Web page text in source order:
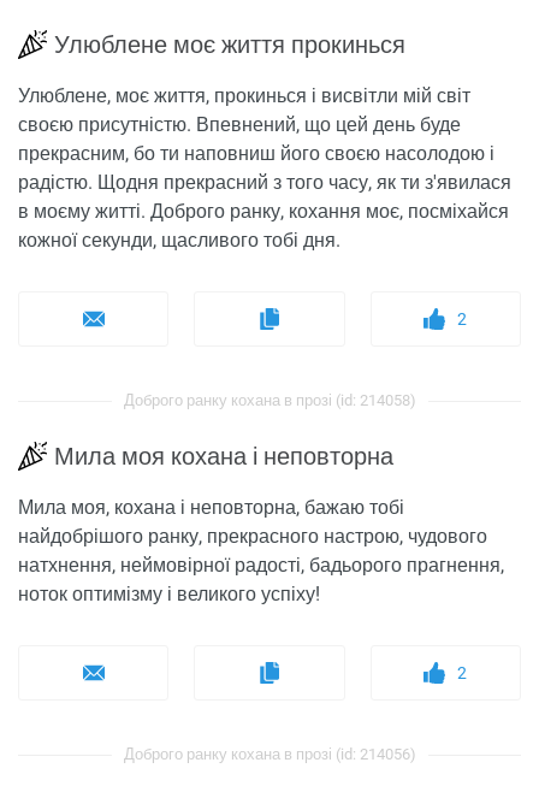
Улюблене моє життя прокинься
Улюблене, моє життя, прокинься і висвітли мій світ
своєю присутністю. Впевнений, що цей день буде
прекрасним, бо ти наповниш його своєю насолодою і
радістю. Щодня прекрасний з того часу, як ти з'явилася
в моєму житті. Доброго ранку, кохання моє, посміхайся
кожної секунди, щасливого тобі дня.
2
Доброго ранку кохана в прозі (id: 214058)
Мила моя кохана і неповторна
Мила моя, кохана і неповторна, бажаю тобі
найдобрішого ранку, прекрасного настрою, чудового
натхнення, неймовірної радості, бадьорого прагнення,
ноток оптимізму і великого успіху!
2
Доброго ранку кохана в прозі (id: 214056)